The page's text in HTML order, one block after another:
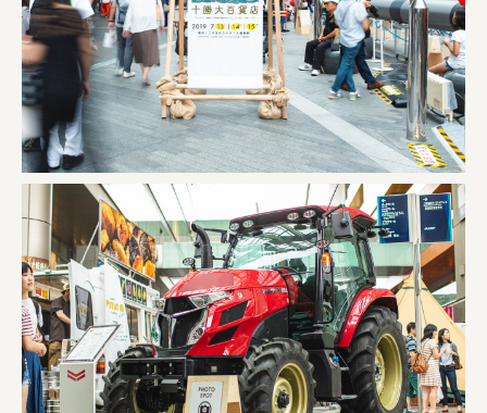
キッコーマン食品株式会社
住友化学株式会社
株式会社リビタ
宗教法人圓能寺立 若草幼稚園
株式会社 照沼
食処くさの根
株式会社クイーンピスタチオ
JR東日本クロスステーション
株式会社ハッチ
株式会社リブロプラス